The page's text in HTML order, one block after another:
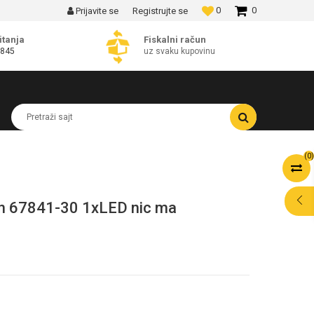
MOGUĆNOST BESPLATNE ISPORUKE! 0
0
Prijavite se Registrujte se
Fiskalni račun
uz svaku kupovinu
Pretraži sajt
(0)
67841-30 1xLED nic ma